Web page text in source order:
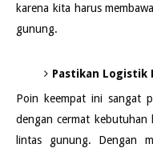
karena kita harus
gunung.
Pastikan Logistik
Poin keempat ini sangat
dengan cermat kebutuhan
lintas gunung. Dengan